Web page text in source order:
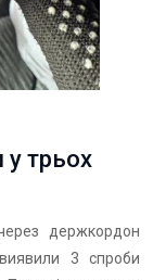
у трьох
держкордон
виявили 3 спроби